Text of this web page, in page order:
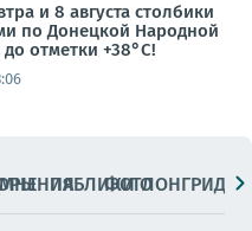
и 8 августа столбики
по Донецкой Народной
отметки +38°C!
МНЕНИЯПАБЛИКИ
ФОТОЛОНГРИДЫ